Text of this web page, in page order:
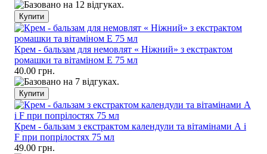
Крем - бальзам для немовлят « Ніжний» з екстрактом
ромашки та вітаміном Е 75 мл
40.00 грн.
Крем - бальзам з екстрактом календули та вітамінами А і
F при попрілостях 75 мл
49.00 грн.